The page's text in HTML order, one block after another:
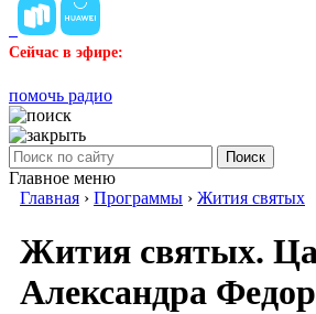
Сейчас в эфире:
помочь радио
Поиск
Главное меню
Главная › Программы › Жития святых
Жития святых.
Александра